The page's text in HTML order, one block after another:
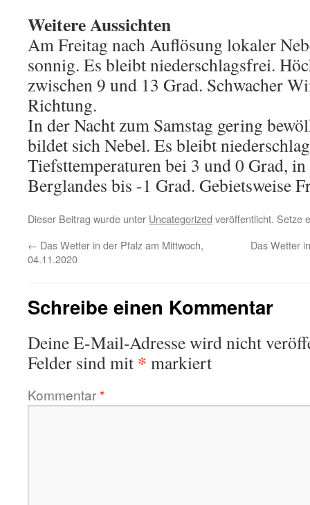
Weitere Aussichten
Am Freitag nach Auflösung lokaler
sonnig. Es bleibt niederschlagsfrei.
zwischen 9 und 13 Grad. Schwacher
Richtung.
In der Nacht zum Samstag gering
bildet sich Nebel. Es bleibt
Tiefsttemperaturen bei 3 und 0 Grad, in
Berglandes bis -1 Grad. Gebietsweise
Dieser Beitrag wurde unter Uncategorized veröffentlicht. Setze
← Das Wetter in der Pfalz am Mittwoch,
04.11.2020
Das Wetter
Schreibe einen Kommentar
Deine E-Mail-Adresse wird nicht
Felder sind mit * markiert
Kommentar*